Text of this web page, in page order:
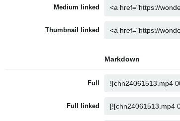
Medium linked
Thumbnail linked
Markdown
Full
Full linked